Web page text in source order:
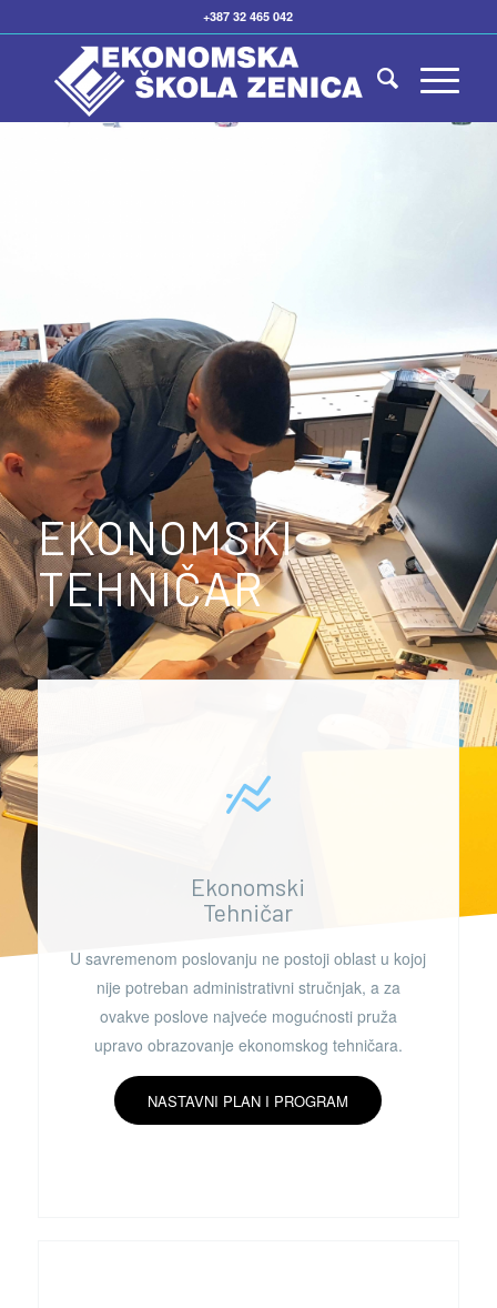
+387 32 465 042
EKONOMSKI
TEHNIČAR
Ekonomski
Tehničar
U savremenom poslovanju ne postoji oblast u kojoj
nije potreban administrativni stručnjak, a za
ovakve poslove najveće mogućnosti pruža
upravo obrazovanje ekonomskog tehničara.
NASTAVNI PLAN I PROGRAM